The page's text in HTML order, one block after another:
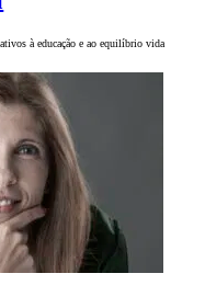
à educação e ao equilíbrio vida